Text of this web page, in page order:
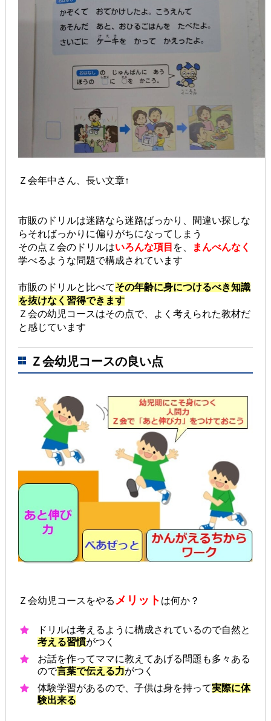
Ｚ会年中さん、長い文章↑
市販のドリルは迷路なら迷路ばっかり、間違い探しな
らそればっかりに偏りがちになってしまう
その点Ｚ会のドリルはいろんな項目 を、
まんべんなく
学べるような問題で構成されています
市販のドリルと比べてその年齢に身につけるべき知識
を抜けなく習得できます
Ｚ会の幼児コースはその点で、よく考えられた教材だ
と感じています
Ｚ会幼児コースの良い点
Ｚ会幼児コースをやる メリット は何か？
ドリルは考えるように構成されているので自然と
考える習慣がつく
お話を作ってママに教えてあげる問題も多々ある
ので言葉で伝える力がつく
体験学習があるので、子供は身を持って実際に体
験出来る